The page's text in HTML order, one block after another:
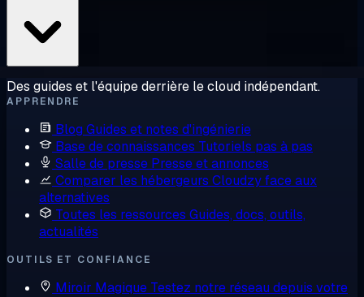
Des guides et l'équipe derrière le cloud indépendant.
APPRENDRE
Blog Guides et notes d'ingénierie
Base de connaissances Tutoriels pas à pas
Salle de presse Presse et annonces
Comparer les hébergeurs Cloudzy face aux
alternatives
Toutes les ressources Guides, docs, outils,
actualités
OUTILS ET CONFIANCE
Miroir Magique Testez notre réseau depuis votre